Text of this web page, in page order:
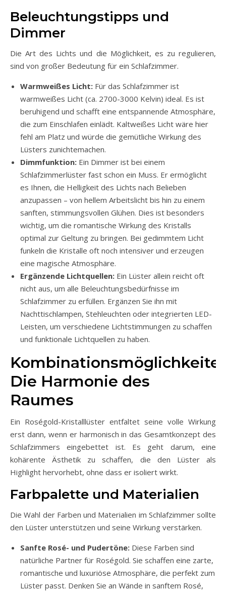
Beleuchtungstipps und
Dimmer
Die Art des Lichts und die Möglichkeit, es zu regulieren,
sind von großer Bedeutung für ein Schlafzimmer.
Warmweißes Licht: Für das Schlafzimmer ist
warmweißes Licht (ca. 2700-3000 Kelvin) ideal. Es ist
beruhigend und schafft eine entspannende Atmosphäre,
die zum Einschlafen einlädt. Kaltweißes Licht wäre hier
fehl am Platz und würde die gemütliche Wirkung des
Lüsters zunichtemachen.
Dimmfunktion: Ein Dimmer ist bei einem
Schlafzimmerlüster fast schon ein Muss. Er ermöglicht
es Ihnen, die Helligkeit des Lichts nach Belieben
anzupassen – von hellem Arbeitslicht bis hin zu einem
sanften, stimmungsvollen Glühen. Dies ist besonders
wichtig, um die romantische Wirkung des Kristalls
optimal zur Geltung zu bringen. Bei gedimmtem Licht
funkeln die Kristalle oft noch intensiver und erzeugen
eine magische Atmosphäre.
Ergänzende Lichtquellen: Ein Lüster allein reicht oft
nicht aus, um alle Beleuchtungsbedürfnisse im
Schlafzimmer zu erfüllen. Ergänzen Sie ihn mit
Nachttischlampen, Stehleuchten oder integrierten LED-
Leisten, um verschiedene Lichtstimmungen zu schaffen
und funktionale Lichtquellen zu haben.
Die Harmonie des
Raumes
Ein Roségold-Kristalllüster entfaltet seine volle Wirkung
erst dann, wenn er harmonisch in das Gesamtkonzept des
Schlafzimmers eingebettet ist. Es geht darum, eine
kohärente Ästhetik zu schaffen, die den Lüster als
Highlight hervorhebt, ohne dass er isoliert wirkt.
Farbpalette und Materialien
Die Wahl der Farben und Materialien im Schlafzimmer sollte
den Lüster unterstützen und seine Wirkung verstärken.
Sanfte Rosé- und Pudertöne: Diese Farben sind
natürliche Partner für Roségold. Sie schaffen eine zarte,
romantische und luxuriöse Atmosphäre, die perfekt zum
Lüster passt. Denken Sie an Wände in sanftem Rosé,